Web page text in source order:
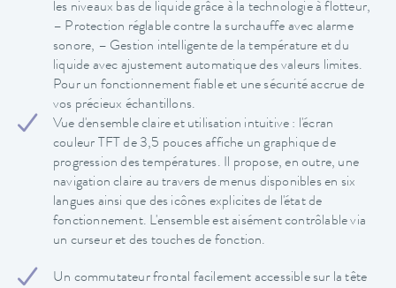
les niveaux bas de liquide grâce à la technologie à flotteur,
– Protection réglable contre la surchauffe avec alarme
sonore, – Gestion intelligente de la température et du
liquide avec ajustement automatique des valeurs limites.
Pour un fonctionnement fiable et une sécurité accrue de
vos précieux échantillons.
Vue d'ensemble claire et utilisation intuitive : l'écran
couleur TFT de 3,5 pouces affiche un graphique de
progression des températures. Il propose, en outre, une
navigation claire au travers de menus disponibles en six
langues ainsi que des icônes explicites de l'état de
fonctionnement. L'ensemble est aisément contrôlable via
un curseur et des touches de fonction.
Un commutateur frontal facilement accessible sur la tête